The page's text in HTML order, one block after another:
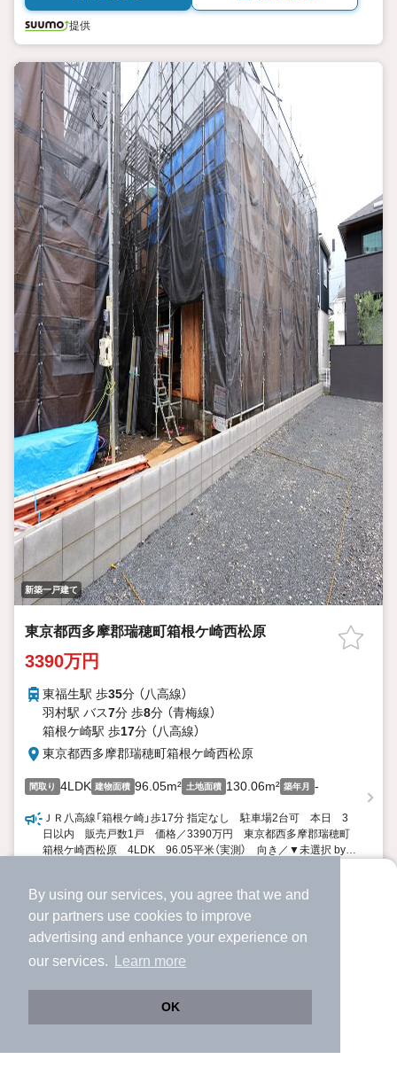
By using our services, you agree that we and
our partners use cookies to improve
advertising and enhance your experience on
our services.
Learn more
OK
より使いやすくなった
アプリで物件探ししませんか？
サクサク動く地図で物件検索
提供
新築一戸建て
東京都西多摩郡瑞穂町箱根ケ崎西松原
3390万円
東福生駅 歩35分 （八高線）
羽村駅 バス7分 歩8分 （青梅線）
箱根ケ崎駅 歩17分 （八高線）
東京都西多摩郡瑞穂町箱根ケ崎西松原
間取り 4LDK 建物面積 96.05m² 土地面積 130.06m² 築年月 -
ＪＲ八高線「箱根ケ崎」歩17分 指定なし 駐車場2台可 本日 3
日以内 販売戸数1戸 価格／3390万円 東京都西多摩郡瑞穂町
箱根ケ崎西松原 4LDK 96.05平米（実測） 向き／▼未選択 by
詳細を見る 見学予約
ほか提供